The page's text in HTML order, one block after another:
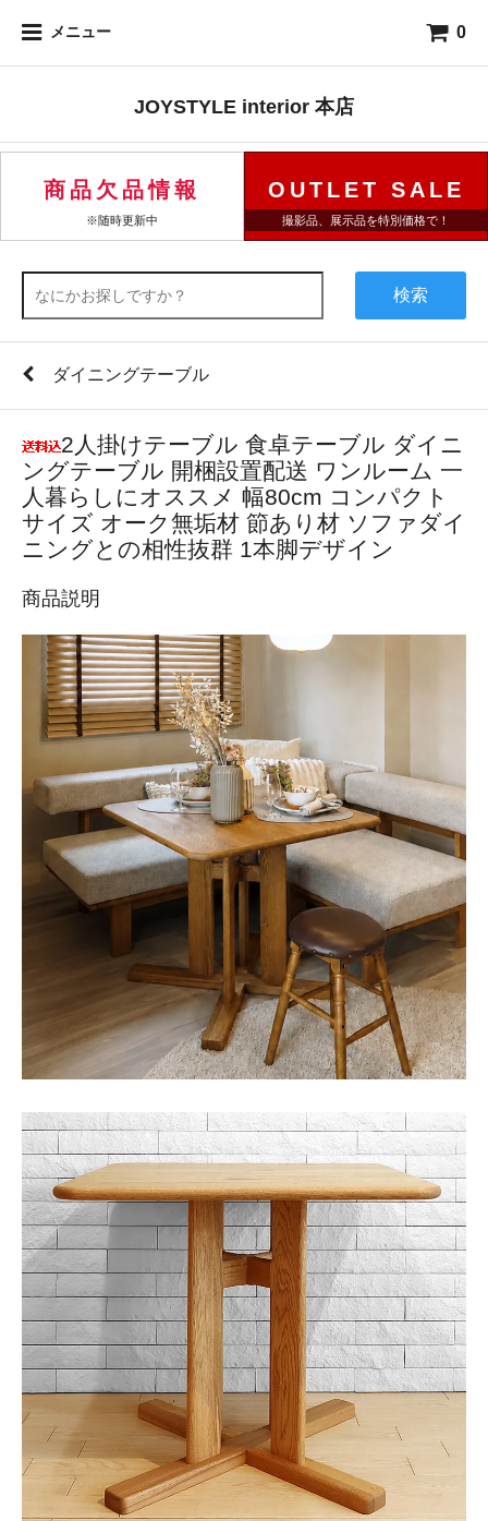
メニュー 0
JOYSTYLE interior 本店
商品欠品情報
※随時更新中
OUTLET SALE
撮影品、展示品を特別価格で！
検索
ダイニングテーブル
2人掛けテーブル 食卓テーブル ダイニ
ングテーブル 開梱設置配送 ワンルーム 一
人暮らしにオススメ 幅80cm コンパクト
サイズ オーク無垢材 節あり材 ソファダイ
ニングとの相性抜群 1本脚デザイン
商品説明